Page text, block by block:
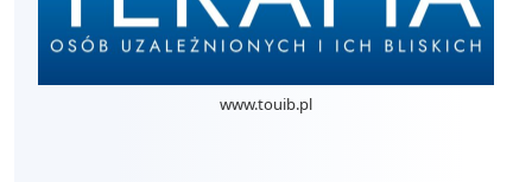
www.touib.pl